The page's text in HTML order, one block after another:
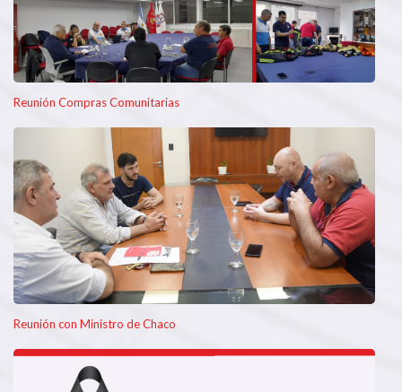
Reunión Compras Comunitarias
Reunión con Ministro de Chaco